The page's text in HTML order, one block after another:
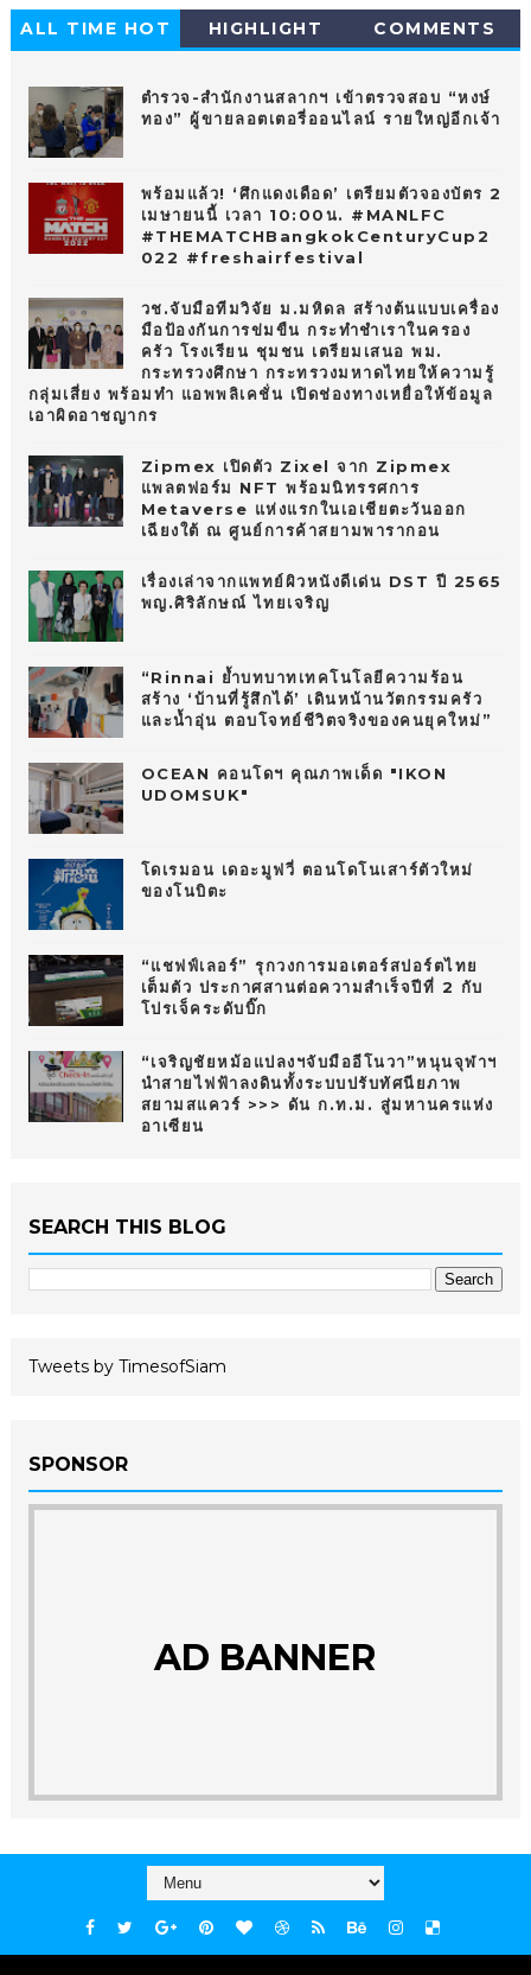
ALL TIME HOT
HIGHLIGHT COMMENTS
ตำรวจ-สำนักงานสลากฯ เข้าตรวจสอบ “หงษ์
ทอง” ผู้ขายลอตเตอรี่ออนไลน์ รายใหญ่อีกเจ้า
พร้อมแล้ว! ‘ศึกแดงเดือด’ เตรียมตัวจองบัตร 2
เมษายนนี้ เวลา 10:00น. #MANLFC
#THEMATCHBangkokCenturyCup2
022 #freshairfestival
วช.จับมือทีมวิจัย ม.มหิดล สร้างต้นแบบเครื่อง
มือป้องกันการข่มขืน กระทำชำเราในครอง
ครัว โรงเรียน ชุมชน เตรียมเสนอ พม.
กระทรวงศึกษา กระทรวงมหาดไทยให้ความรู้
กลุ่มเสี่ยง พร้อมทำ แอพพลิเคชั่น เปิดช่องทางเหยื่อให้ข้อมูล
เอาผิดอาชญากร
Zipmex เปิดตัว Zixel จาก Zipmex
แพลตฟอร์ม NFT พร้อมนิทรรศการ
Metaverse แห่งแรกในเอเชียตะวันออก
เฉียงใต้ ณ ศูนย์การค้าสยามพารากอน
เรื่องเล่าจากแพทย์ผิวหนังดีเด่น DST ปี 2565
พญ.ศิริลักษณ์ ไทยเจริญ
“Rinnai ย้ำบทบาทเทคโนโลยีความร้อน
สร้าง ‘บ้านที่รู้สึกได้’ เดินหน้านวัตกรรมครัว
และน้ำอุ่น ตอบโจทย์ชีวิตจริงของคนยุคใหม่”
OCEAN คอนโดฯ คุณภาพเด็ด "IKON
UDOMSUK"
โดเรมอน เดอะมูฟวี่ ตอนโดโนเสาร์ตัวใหม่
ของโนบิตะ
“แชฟฟ์เลอร์” รุกวงการมอเตอร์สปอร์ตไทย
เต็มตัว ประกาศสานต่อความสำเร็จปีที่ 2 กับ
โปรเจ็คระดับบิ๊ก
“เจริญชัยหม้อแปลงฯจับมืออีโนวา”หนุนจุฬาฯ
นำสายไฟฟ้าลงดินทั้งระบบปรับทัศนียภาพ
สยามสแควร์ >>> ดัน ก.ท.ม. สู่มหานครแห่ง
อาเซียน
SEARCH THIS BLOG
Tweets by TimesofSiam
SPONSOR
AD BANNER